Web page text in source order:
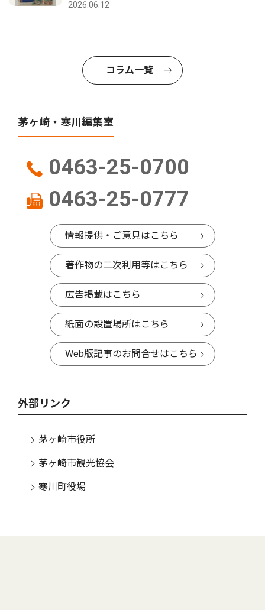
2026.06.12
コラム一覧
茅ヶ崎・寒川編集室
0463-25-0700
0463-25-0777
情報提供・ご意見はこちら
著作物の二次利用等はこちら
広告掲載はこちら
紙面の設置場所はこちら
Web版記事のお問合せはこちら
外部リンク
茅ヶ崎市役所
茅ヶ崎市観光協会
寒川町役場